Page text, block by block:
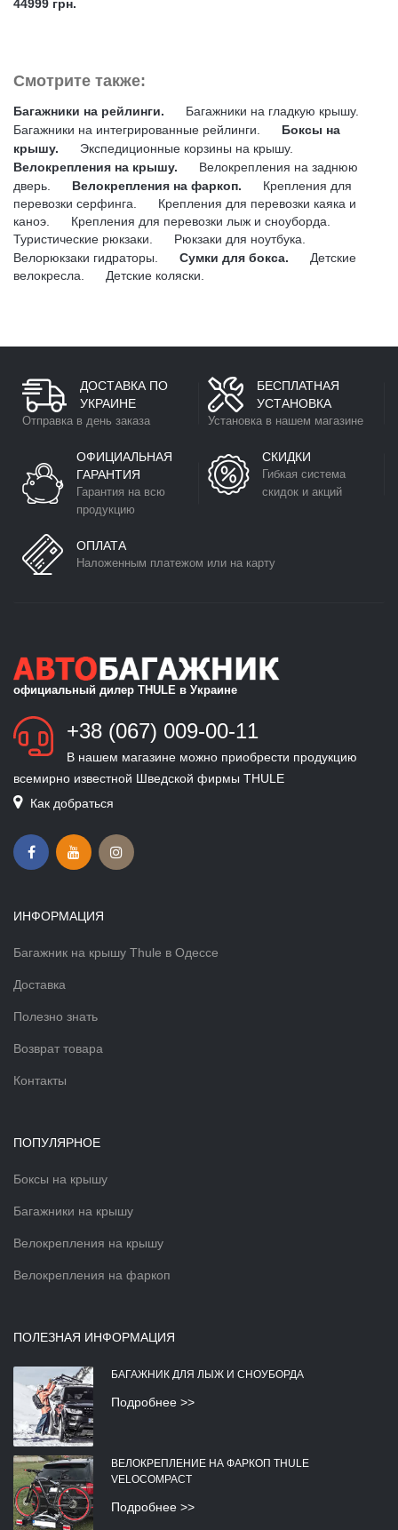
44999 грн.
Смотрите также:
Багажники на рейлинги.
Багажники на гладкую крышу.
Багажники на интегрированные рейлинги.
Боксы на
крышу.
Экспедиционные корзины на крышу.
Велокрепления на крышу.
Велокрепления на заднюю
дверь.
Велокрепления на фаркоп.
Крепления для
перевозки серфинга.
Крепления для перевозки каяка и
каноэ.
Крепления для перевозки лыж и сноуборда.
Туристические рюкзаки.
Рюкзаки для ноутбука.
Велорюкзаки гидраторы.
Сумки для бокса.
Детские
велокресла.
Детские коляски.
ДОСТАВКА ПО
УКРАИНЕ
Отправка в день заказа
БЕСПЛАТНАЯ
УСТАНОВКА
Установка в нашем магазине
ОФИЦИАЛЬНАЯ
ГАРАНТИЯ
Гарантия на всю
продукцию
СКИДКИ
Гибкая система
скидок и акций
ОПЛАТА
Наложенным платежом или на карту
официальный дилер THULE в Украине
+38 (067) 009-00-11
В нашем магазине можно приобрести продукцию
всемирно известной Шведской фирмы THULE
Как добраться
ИНФОРМАЦИЯ
Багажник на крышу Thule в Одессе
Доставка
Полезно знать
Возврат товара
Контакты
ПОПУЛЯРНОЕ
Боксы на крышу
Багажники на крышу
Велокрепления на крышу
Велокрепления на фаркоп
ПОЛЕЗНАЯ ИНФОРМАЦИЯ
БАГАЖНИК ДЛЯ ЛЫЖ И СНОУБОРДА
Подробнее >>
ВЕЛОКРЕПЛЕНИЕ НА ФАРКОП THULE
VELOCOMPACT
Подробнее >>